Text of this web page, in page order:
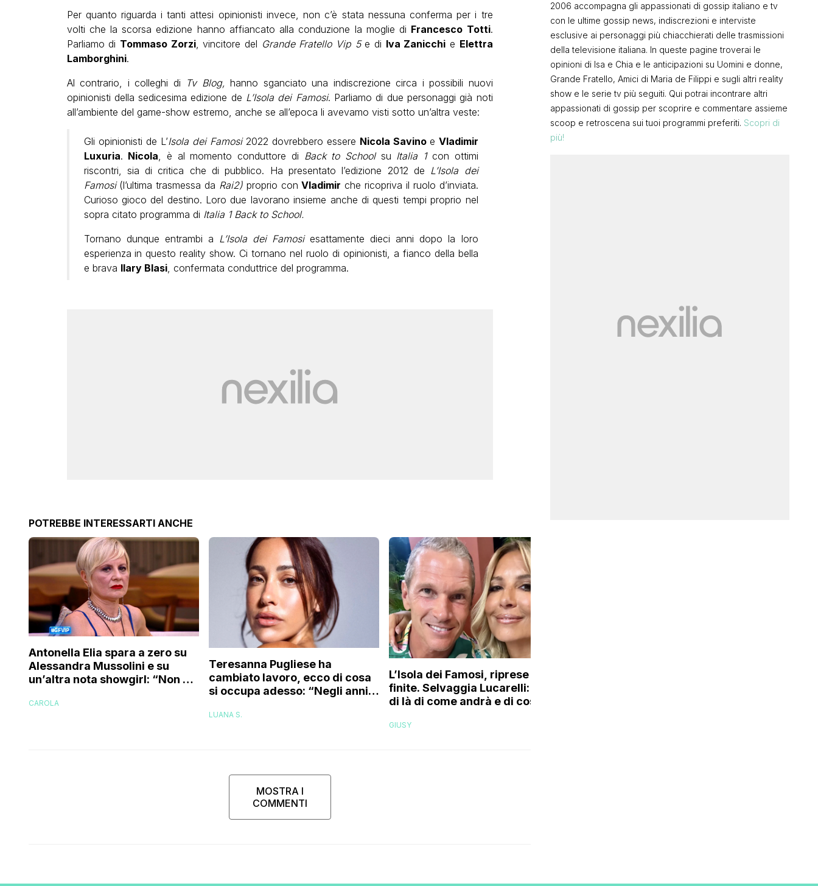
Per quanto riguarda i tanti attesi opinionisti invece, non c’è stata nessuna conferma per i tre
volti che la scorsa edizione hanno affiancato alla conduzione la moglie di Francesco Totti.
Parliamo di Tommaso Zorzi, vincitore del Grande Fratello Vip 5e di Iva Zanicchi e Elettra
Lamborghini.
Al contrario, i colleghi di Tv Blog, hanno sganciato una indiscrezione circa i possibili nuovi
opinionisti della sedicesima edizione de L’Isola dei Famosi. Parliamo di due personaggi già noti
all’ambiente del game-show estremo, anche se all’epoca li avevamo visti sotto un’altra veste:
Gli opinionisti de L’Isola dei Famosi2022 dovrebbero essere Nicola Savino e Vladimir
Luxuria. Nicola, è al momento conduttore di Back to Schoolsu Italia 1con ottimi
riscontri, sia di critica che di pubblico. Ha presentato l’edizione 2012 de L’Isola dei
Famosi(l’ultima trasmessa da Rai2)proprio conVladimir che ricopriva il ruolo d’inviata.
Curioso gioco del destino. Loro due lavorano insieme anche di questi tempi proprio nel
sopra citato programma di Italia 1 Back to School.
Tornano dunque entrambi a L’Isola dei Famosiesattamente dieci anni dopo la loro
esperienza in questo reality show. Ci tornano nel ruolo di opinionisti, a fianco della bella
e brava Ilary Blasi, confermata conduttrice del programma.
POTREBBE INTERESSARTI ANCHE
Antonella Elia spara a zero su
Alessandra Mussolini e su
un’altra nota showgirl: “Non è
brava!”
CAROLA
Teresanna Pugliese ha
cambiato lavoro, ecco di cosa
si occupa adesso: “Negli anni
ora ho deciso di…”
LUANA S.
L’Isola dei Famosi, riprese
finite. Selvaggia Lucarelli: “Al
di là di come andrà e di cosa si
essere la conduttrice”
GIUSY
MOSTRA I
COMMENTI
2006 accompagna gli appassionati di gossip italiano e tv
con le ultime gossip news, indiscrezioni e interviste
esclusive ai personaggi più chiacchierati delle trasmissioni
della televisione italiana. In queste pagine troverai le
opinioni di Isa e Chia e le anticipazioni su Uomini e donne,
Grande Fratello, Amici di Maria de Filippi e sugli altri reality
show e le serie tv più seguiti. Qui potrai incontrare altri
appassionati di gossip per scoprire e commentare assieme
scoop e retroscena sui tuoi programmi preferiti. Scopri di
più!